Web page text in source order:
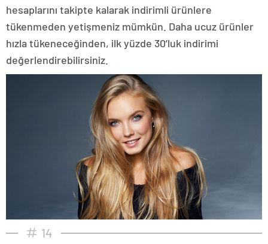
hesaplarını takipte kalarak indirimli ürünlere
tükenmeden yetişmeniz mümkün. Daha ucuz ürünler
hızla tükeneceğinden, ilk yüzde 30’luk indirimi
değerlendirebilirsiniz.
14